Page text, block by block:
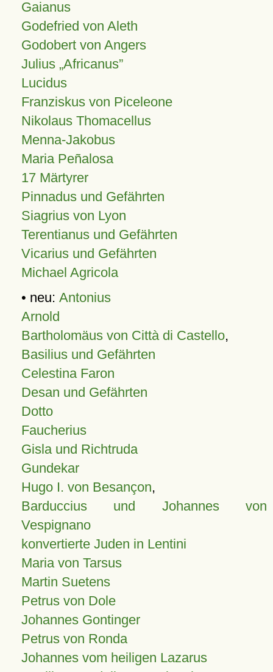
Gaianus
Godefried von Aleth
Godobert von Angers
Julius Africanus
Lucidus
Franziskus von Piceleone
Nikolaus Thomacellus
Menna-Jakobus
Maria Peñalosa
17 Märtyrer
Pinnadus und Gefährten
Siagrius von Lyon
Terentianus und Gefährten
Vicarius und Gefährten
Michael Agricola
• neu: Antonius
Arnold
Bartholomäus von Città di Castello,
Basilius und Gefährten
Celestina Faron
Desan und Gefährten
Dotto
Faucherius
Gisla und Richtruda
Gundekar
Hugo I. von Besançon,
Barduccius und Johannes von
Vespignano
konvertierte Juden in Lentini
Maria von Tarsus
Martin Suetens
Petrus von Dole
Johannes Gontinger
Petrus von Ronda
Johannes vom heiligen Lazarus